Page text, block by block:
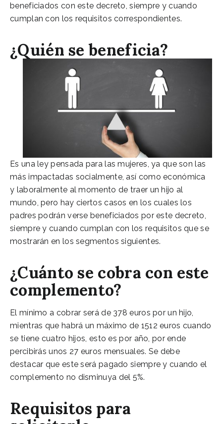
beneficiados con este decreto, siempre y cuando
cumplan con los requisitos correspondientes.
¿Quién se beneficia?
Es una ley pensada para las mujeres, ya que son las
más impactadas socialmente, así como económica
y laboralmente al momento de traer un hijo al
mundo, pero hay ciertos casos en los cuales los
padres podrán verse beneficiados por este decreto,
siempre y cuando cumplan con los requisitos que se
mostrarán en los segmentos siguientes.
¿Cuánto se cobra con este
complemento?
El mínimo a cobrar será de 378 euros por un hijo,
mientras que habrá un máximo de 1512 euros cuando
se tiene cuatro hijos, esto es por año, por ende
percibirás unos 27 euros mensuales. Se debe
destacar que este será pagado siempre y cuando el
complemento no disminuya del 5%.
Requisitos para